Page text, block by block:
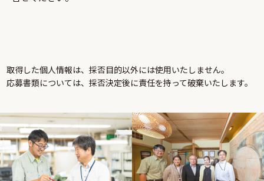
取得した個人情報は、採否目的以外には使用いたしません。
応募書類については、採否決定後に責任を持って破棄いたします。